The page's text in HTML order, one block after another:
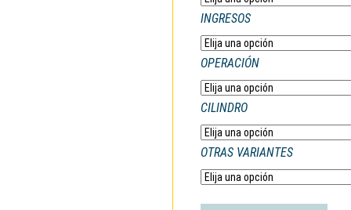
INGRESOS
OPERACIÓN
CILINDRO
OTRAS VARIANTES